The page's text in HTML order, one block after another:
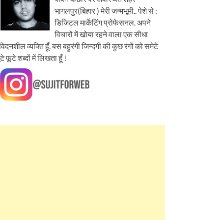
भागलपुर(बिहार ) मेरी जन्मभूमी.. पेशे से :
डिजिटल मार्केटिंग प्रोफेसनल. अपने
विचारों में खोया रहने वाला एक सीधा
व्यक्ति हूँ. बस बहुरंगी जिन्दगी की कुछ रंगों को समेटे
फूटे शब्दों में लिखता हूँ !